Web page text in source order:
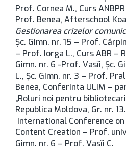
Prof. Cornea M., Curs
Prof. Benea, Afterschool
Gestionarea crizelor
Șc. Gimn. nr. 15 – Prof.
– Prof. Iorga L., Curs ABR –
Gimn. nr. 6 -Prof. Vasîi, Șc.
L., Șc. Gimn. nr. 3 – Prof.
Benea, Conferinta ULIM –
„Roluri noi pentru
Republica Moldova, Gr. nr.
International Conference
Content Creation – Prof.
Gimn. nr. 6 – Prof. Vasîi C.